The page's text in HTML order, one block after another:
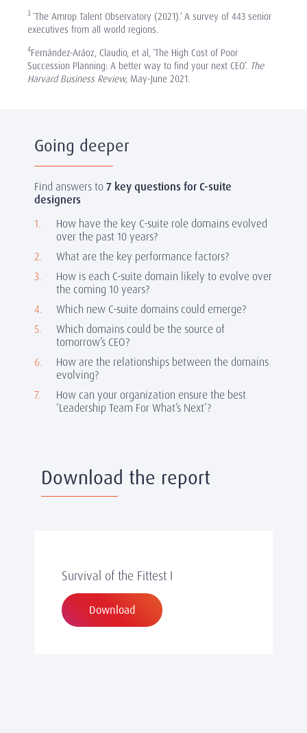
3 ‘The Amrop Talent Observatory (2021).’ A survey of 443 senior
executives from all world regions.
4Fernández-Aráoz, Claudio, et al, ‘The High Cost of Poor
Succession Planning: A better way to find your next CEO’. The
Harvard Business Review, May-June 2021.
Going deeper
Find answers to7 key questions for C-suite
designers
How have the key C-suite role domains evolved
over the past 10 years?
What are the key performance factors?
How is each C-suite domain likely to evolve over
the coming 10 years?
Which new C-suite domains could emerge?
Which domains could be the source of
tomorrow’s CEO?
How are the relationships between the domains
evolving?
How can your organization ensure the best
‘Leadership Team For What’s Next’?
Download the report
Survival of the Fittest I
Download